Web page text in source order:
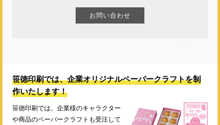
お問い合わせ
笹徳印刷では、企業オリジナルペーパークラフトを制
作いたします！
笹徳印刷では、企業様のキャラクター
や商品のペーパークラフトも受注して